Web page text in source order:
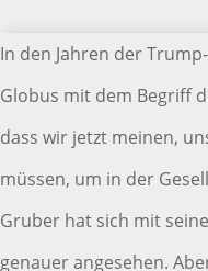
In den Jahren der
Globus mit dem Begriff
dass wir jetzt meinen,
müssen, um in der
Gruber hat sich mit
genauer angesehen.